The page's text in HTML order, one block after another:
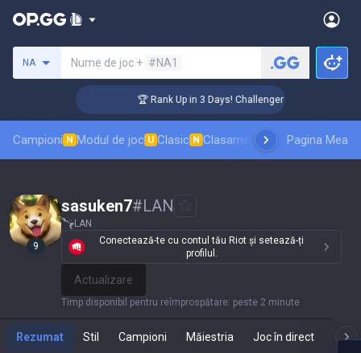
NA Nume de joc + #NA1
🏆 Rank Up in 3 Days! Challenger Coaching
Campioni N Modul de joc U Clasic N Clasament skinuriClasamente
Pagina Mea
9
sasuken7#LAN
LAN
Conectează-te cu contul tău Riot și setează-ți
profilul.
Actualizare
Timp disponibil pentru reîmprospătare: peste 2 minute
Rezumat Stil Campioni Măiestria Joc în direct